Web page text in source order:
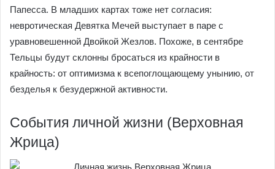
Папесса. В младших картах тоже нет согласия:
невротическая Девятка Мечей выступает в паре с
уравновешенной Двойкой Жезлов. Похоже, в сентябре
Тельцы будут склонны бросаться из крайности в
крайность: от оптимизма к всепоглощающему унынию, от
безделья к безудержной активности.
События личной жизни (Верховная
Жрица)